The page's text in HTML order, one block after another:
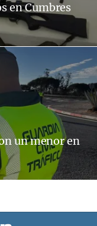
en Cumbres
un menor en